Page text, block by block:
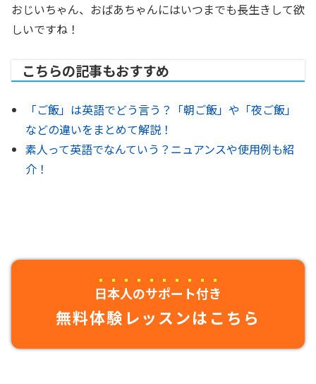
おじいちゃん、おばあちゃんにはいつまでも長生きして欲
しいですね！
こちらの記事もおすすめ
「ご飯」は英語でどう言う？「朝ご飯」や「夜ご飯」
などの違いをまとめて解説！
素人って英語でなんていう？ニュアンスや使用例も紹
介！
日本人のサポート付き
無料体験レッスンはこちら